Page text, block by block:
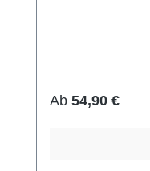
Regulärer Preis:
Ab 54,90 €